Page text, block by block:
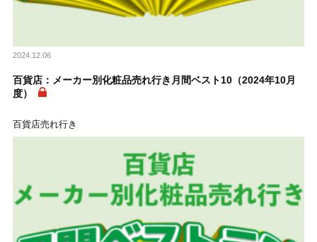
2024.12.06
百貨店：メーカー別化粧品売れ行き月間ベスト10（2024年10月
度）
百貨店売れ行き